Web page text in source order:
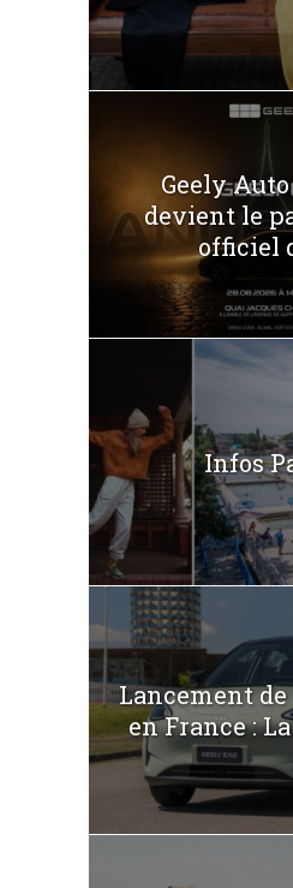
Geely
devient le
officiel
Infos
Lancement de
en France :